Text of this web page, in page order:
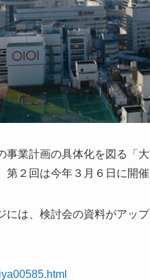
業計画の具体化を図る「
２回は今年３月６日に開催
には、検討会の資料がアッ